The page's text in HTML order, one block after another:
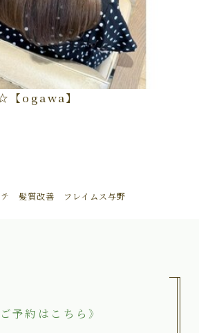
【ogawa】
テ 髪質改善 フレイムス与野
ご予約はこちら》